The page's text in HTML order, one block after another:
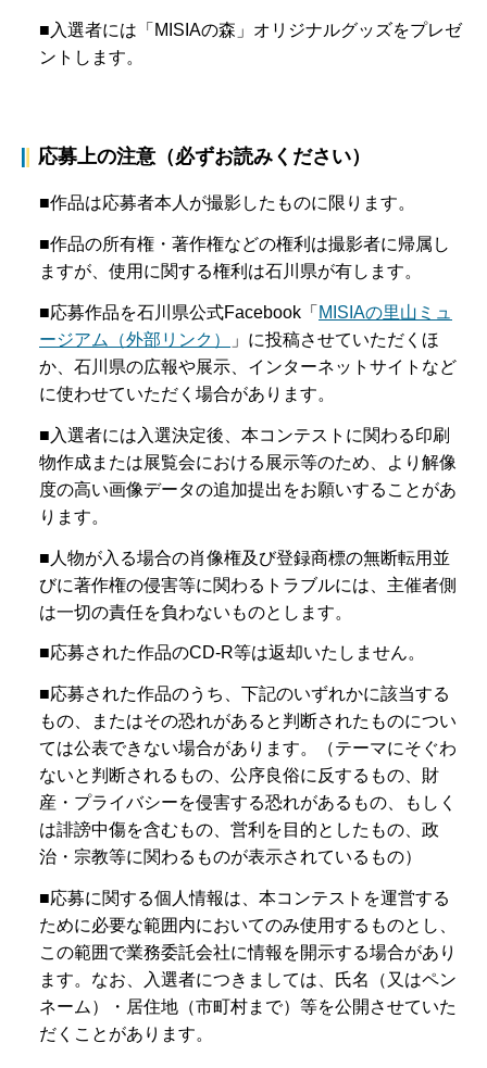
■入選者には「MISIAの森」オリジナルグッズをプレゼ
ントします。
応募上の注意（必ずお読みください）
■作品は応募者本人が撮影したものに限ります。
■作品の所有権・著作権などの権利は撮影者に帰属し
ますが、使用に関する権利は石川県が有します。
■応募作品を石川県公式Facebook「 MISIAの里山ミュ
ージアム（外部リンク）
」に投稿させていただくほ
か、石川県の広報や展示、インターネットサイトなど
に使わせていただく場合があります。
■入選者には入選決定後、本コンテストに関わる印刷
物作成または展覧会における展示等のため、より解像
度の高い画像データの追加提出をお願いすることがあ
ります。
■人物が入る場合の肖像権及び登録商標の無断転用並
びに著作権の侵害等に関わるトラブルには、主催者側
は一切の責任を負わないものとします。
■応募された作品のCD-R等は返却いたしません。
■応募された作品のうち、下記のいずれかに該当する
もの、またはその恐れがあると判断されたものについ
ては公表できない場合があります。（テーマにそぐわ
ないと判断されるもの、公序良俗に反するもの、財
産・プライバシーを侵害する恐れがあるもの、もしく
は誹謗中傷を含むもの、営利を目的としたもの、政
治・宗教等に関わるものが表示されているもの）
■応募に関する個人情報は、本コンテストを運営する
ために必要な範囲内においてのみ使用するものとし、
この範囲で業務委託会社に情報を開示する場合があり
ます。なお、入選者につきましては、氏名（又はペン
ネーム）・居住地（市町村まで）等を公開させていた
だくことがあります。